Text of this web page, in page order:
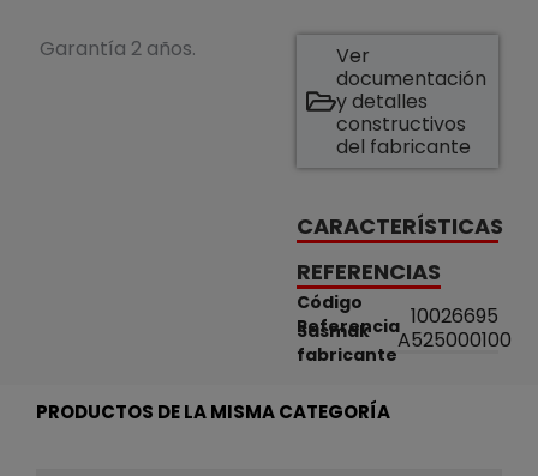
Garantía 2 años.
Ver
documentación
y detalles
constructivos
del fabricante
CARACTERÍSTICAS
REFERENCIAS
Código
Sasmak
10026695
Referencia
fabricante
A525000100
PRODUCTOS DE LA MISMA CATEGORÍA